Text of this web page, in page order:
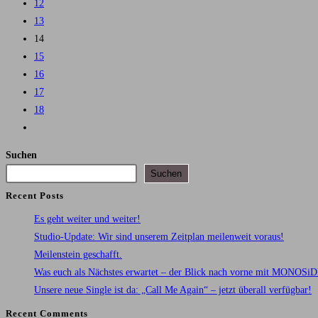
12
13
14
15
16
17
18
Seite
Suchen
Suchen
Recent Posts
Es geht weiter und weiter!
Studio-Update: Wir sind unserem Zeitplan meilenweit voraus!
Meilenstein geschafft.
Was euch als Nächstes erwartet – der Blick nach vorne mit
Unsere neue Single ist da: „Call Me Again“ – jetzt überall verfügbar!
Recent Comments